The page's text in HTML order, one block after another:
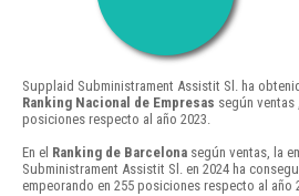
Supplaid Subministrament Assistit Sl. ha
Ranking Nacional de Empresas según ventas
posiciones respecto al año 2023.
En el Ranking de Barcelona según ventas, la
Subministrament Assistit Sl. en 2024 ha
empeorando en 255 posiciones respecto al año